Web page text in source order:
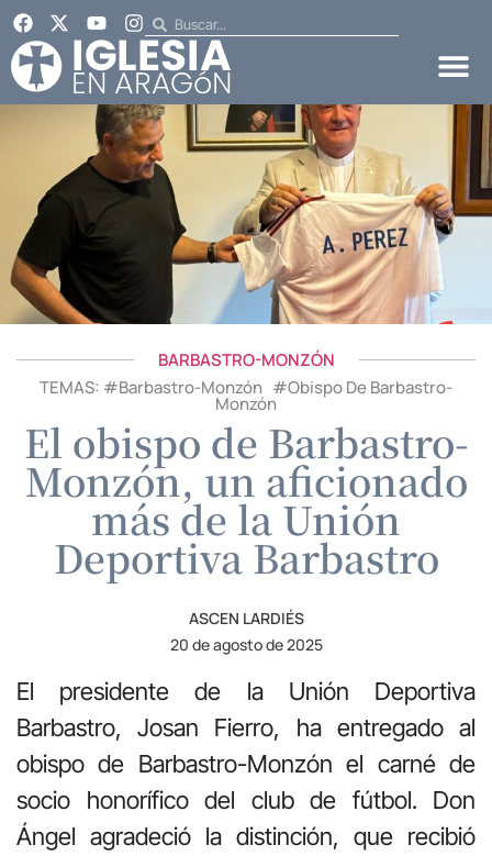
BARBASTRO-MONZÓN
TEMAS: #Barbastro-Monzón #Obispo De Barbastro-
Monzón
El obispo de Barbastro-
Monzón, un aficionado
más de la Unión
Deportiva Barbastro
ASCEN LARDIÉS
20 de agosto de 2025
El presidente de la Unión Deportiva
Barbastro, Josan Fierro, ha entregado al
obispo de Barbastro-Monzón el carné de
socio honorífico del club de fútbol. Don
Ángel agradeció la distinción, que recibió